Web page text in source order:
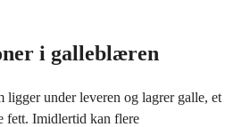
i galleblæren
under leveren og lagrer galle, et
fett. Imidlertid kan flere